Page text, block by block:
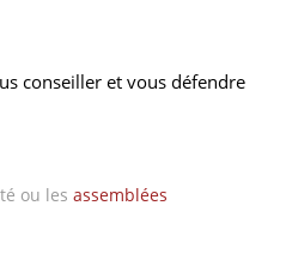
conseiller et vous défendre
ou les assemblées